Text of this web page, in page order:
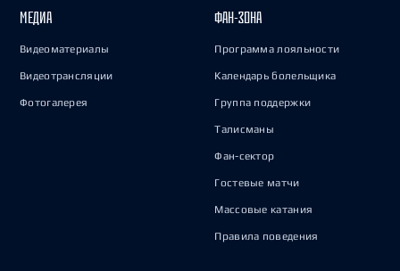
МЕДИА
Видеоматериалы
Видеотрансляции
Фотогалерея
ФАН-ЗОНА
Программа лояльности
Календарь болельщика
Группа поддержки
Талисманы
Фан-сектор
Гостевые матчи
Массовые катания
Правила поведения